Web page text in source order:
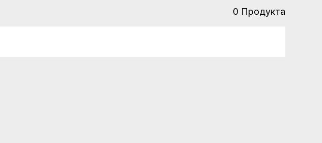
0 Продукта